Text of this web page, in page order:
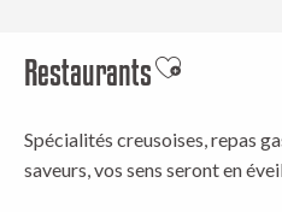
RestaurantsAjouter aux
Spécialités creusoises, repas
saveurs, vos sens seront en